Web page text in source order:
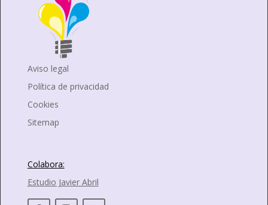
Aviso legal
Política de privacidad
Cookies
Sitemap
Colabora:
Estudio Javier Abril